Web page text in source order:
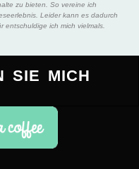
zu bieten. So vereine ich
Leider kann es dadurch
entschuldige ich mich vielmals.
SIE MICH